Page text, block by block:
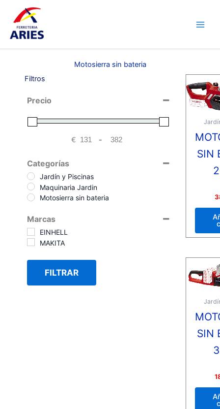
contenido
Motosierra sin bateria
Filtros
Precio
€ Minimum Price
-Maximum Price
Categorías
Jardín y Piscinas
Maquinaria Jardin
Motosierra sin bateria
Marcas
EINHELL
MAKITA
FILTRAR
SIN
0
SIN
0